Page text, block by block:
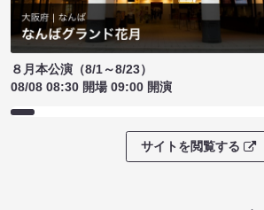
８月本公演（8/1～8/23）
08/08 08:30 開場 09:00 開演
サイトを閲覧する